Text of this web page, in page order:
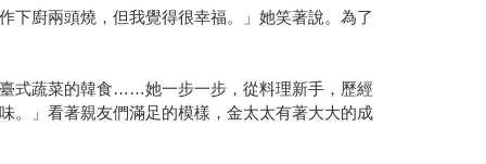
下廚兩頭燒，但我覺得很幸福。」她笑著說。為了
式蔬菜的韓食……她一步一步，從料理新手，歷經
。」看著親友們滿足的模樣，金太太有著大大的成